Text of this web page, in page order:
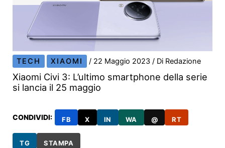
TECH XIAOMI / 22 Maggio 2023/ Di Redazione
Xiaomi Civi 3: L’ultimo smartphone della serie
si lancia il 25 maggio
CONDIVIDI: FB X IN WA @ RT
TG STAMPA